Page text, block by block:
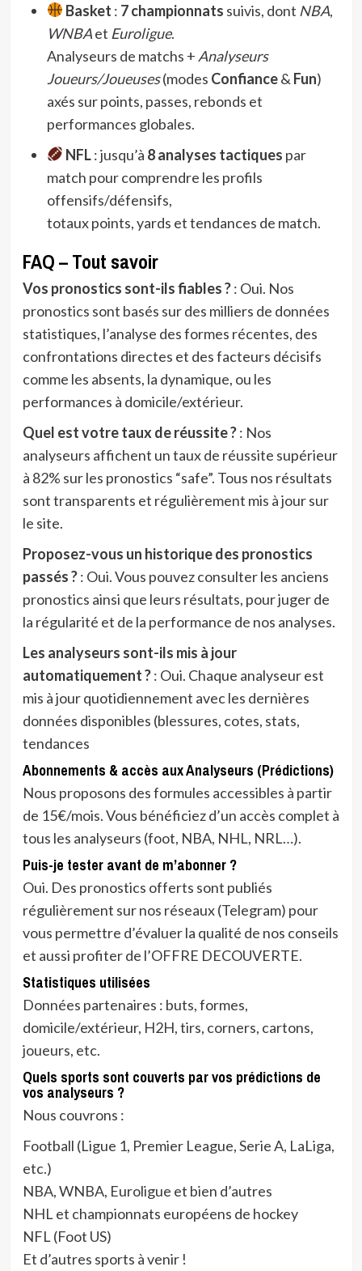
Basket : 7 championnats suivis, dont NBA,
WNBAet Euroligue.
Analyseurs de matchs + Analyseurs
Joueurs/Joueuses(modes Confiance& Fun)
axés sur points, passes, rebonds et
performances globales.
NFL: jusqu’à 8 analyses tactiques par
match pour comprendre les profils
offensifs/défensifs,
totaux points, yards et tendances de match.
FAQ – Tout savoir
Vos pronostics sont-ils fiables ?: Oui. Nos
pronostics sont basés sur des milliers de données
statistiques, l’analyse des formes récentes, des
confrontations directes et des facteurs décisifs
comme les absents, la dynamique, ou les
performances à domicile/extérieur.
Quel est votre taux de réussite ?: Nos
analyseurs affichent un taux de réussite supérieur
à 82% sur les pronostics “safe”. Tous nos résultats
sont transparents et régulièrement mis à jour sur
le site.
Proposez-vous un historique des pronostics
passés ?: Oui. Vous pouvez consulter les anciens
pronostics ainsi que leurs résultats, pour juger de
la régularité et de la performance de nos analyses.
Les analyseurs sont-ils mis à jour
automatiquement ?: Oui. Chaque analyseur est
mis à jour quotidiennement avec les dernières
données disponibles (blessures, cotes, stats,
tendances
Abonnements & accès aux Analyseurs (Prédictions)
Nous proposons des formules accessibles à partir
de 15€/mois. Vous bénéficiez d’un accès complet à
tous les analyseurs (foot, NBA, NHL, NRL…).
Puis-je tester avant de m’abonner ?
Oui. Des pronostics offerts sont publiés
régulièrement sur nos réseaux (Telegram) pour
vous permettre d’évaluer la qualité de nos conseils
et aussi profiter de l’OFFRE DECOUVERTE.
Statistiques utilisées
Données partenaires : buts, formes,
domicile/extérieur, H2H, tirs, corners, cartons,
joueurs, etc.
Quels sports sont couverts par vos prédictions de
vos analyseurs ?
Nous couvrons :
Football (Ligue 1, Premier League, Serie A, LaLiga,
etc.)
NBA, WNBA, Euroligue et bien d’autres
NHL et championnats européens de hockey
NFL (Foot US)
Et d’autres sports à venir !